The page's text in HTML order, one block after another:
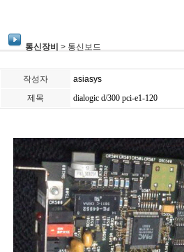
통신장비 > 통신보드
작성자 asiasys
제목 dialogic d/300 pci-e1-120